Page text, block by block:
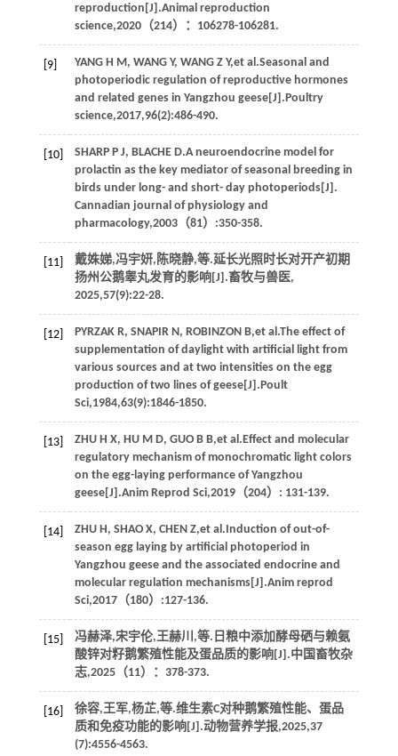
reproduction[J].Animal reproduction
science,2020（214）：106278-106281.
[9] YANG H M, WANG Y, WANG Z Y,et al.Seasonal and
photoperiodic regulation of reproductive hormones
and related genes in Yangzhou geese[J].Poultry
science,2017,96(2):486-490.
[10] SHARP P J, BLACHE D.A neuroendocrine model for
prolactin as the key mediator of seasonal breeding in
birds under long- and short- day photoperiods[J].
Cannadian journal of physiology and
pharmacology,2003（81）:350-358.
[11] 戴姝娣,冯宇妍,陈晓静,等.延长光照时长对开产初期
扬州公鹅睾丸发育的影响[J].畜牧与兽医,
2025,57(9):22-28.
[12] PYRZAK R, SNAPIR N, ROBINZON B,et al.The effect of
supplementation of daylight with artificial light from
various sources and at two intensities on the egg
production of two lines of geese[J].Poult
Sci,1984,63(9):1846-1850.
[13] ZHU H X, HU M D, GUO B B,et al.Effect and molecular
regulatory mechanism of monochromatic light colors
on the egg-laying performance of Yangzhou
geese[J].Anim Reprod Sci,2019（204）: 131-139.
[14] ZHU H, SHAO X, CHEN Z,et al.Induction of out-of-
season egg laying by artificial photoperiod in
Yangzhou geese and the associated endocrine and
molecular regulation mechanisms[J].Anim reprod
Sci,2017（180）:127-136.
[15] 冯赫泽,宋宇伦,王赫川,等.日粮中添加酵母硒与赖氨
酸锌对籽鹅繁殖性能及蛋品质的影响[J].中国畜牧杂
志,2025（11）：378-373.
[16] 徐容,王军,杨芷,等.维生素C对种鹅繁殖性能、蛋品
质和免疫功能的影响[J].动物营养学报,2025,37
(7):4556-4563.